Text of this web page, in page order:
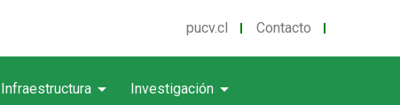
pucv.cl Contacto
Infraestructura arrow_drop_down Investigación arrow_drop_down